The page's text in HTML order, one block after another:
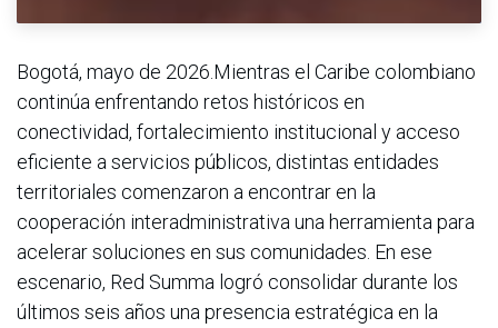
Bogotá, mayo de 2026.Mientras el Caribe colombiano
continúa enfrentando retos históricos en
conectividad, fortalecimiento institucional y acceso
eficiente a servicios públicos, distintas entidades
territoriales comenzaron a encontrar en la
cooperación interadministrativa una herramienta para
acelerar soluciones en sus comunidades. En ese
escenario, Red Summa logró consolidar durante los
últimos seis años una presencia estratégica en la